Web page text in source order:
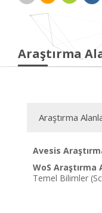
Araştırma
Araştırma
Avesis
WoS Araştırma
Temel Bilimler